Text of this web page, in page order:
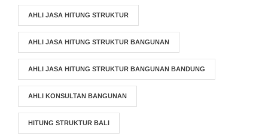
AHLI JASA HITUNG STRUKTUR
AHLI JASA HITUNG STRUKTUR BANGUNAN
AHLI JASA HITUNG STRUKTUR BANGUNAN BANDUNG
AHLI KONSULTAN BANGUNAN
HITUNG STRUKTUR BALI